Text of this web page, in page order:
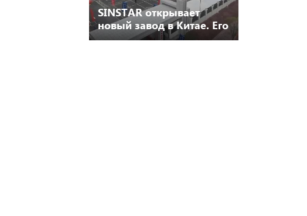
SINSTAR открывает
новый завод в Китае. Его
мощность — свыше 500-